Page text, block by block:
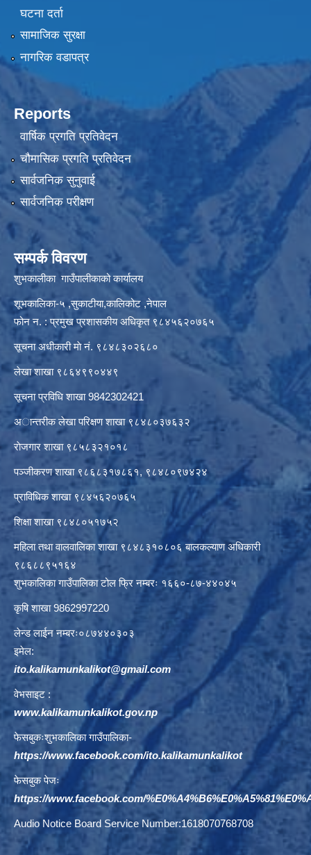
घटना दर्ता
सामाजिक सुरक्षा
नागरिक वडापत्र
Reports
वार्षिक प्रगति प्रतिवेदन
चौमासिक प्रगति प्रतिवेदन
सार्वजनिक सुनुवाई
सार्वजनिक परीक्षण
सम्पर्क विवरण
शुभकालीका गाउँपालीकाको कार्यालय
शूभकालिका-५ ,सुकाटीया,कालिकोट ,नेपाल
फोन न. : प्रमुख प्रशासकीय अधिकृत ९८४५६२०७६५
सूचना अधीकारी माे नं. ९८४८३०२६८०
लेखा शाखा ९८६४९९०४४९
सूचना प्रविधि शाखा 9842302421
अान्तरीक लेखा परिक्षण शाखा ९८४८०३७६३२
राेजगार शाखा ९८५८३२१०१८
पञ्जीकरण शाखा ९८६८३१७८६१, ९८४८०९७४२४
प्राविधिक शाखा ९८४५६२०७६५
शिक्षा शाखा ९८४८०५१७५२
महिला तथा वालवालिका शाखा ९८४८३१०८०६ बालकल्याण अधिकारी
९८६८८९५१६४
शुभकालिका गाउँपालिका टोल फ्रि नम्बरः १६६०-८७-४४०४५
कृषि शाखा 9862997220
लेन्ड लाईन नम्बरः०८७४४०३०३
इमेल:
ito.kalikamunkalikot@gmail.com
वेभसाइट :
www.kalikamunkalikot.gov.np
फेसबुकःशुभकालिका गाउँपालिका-
https://www.facebook.com/ito.kalikamunkalikot
फेसबुक पेजः
https://www.facebook.com/
Audio Notice Board Service Number:1618070768708